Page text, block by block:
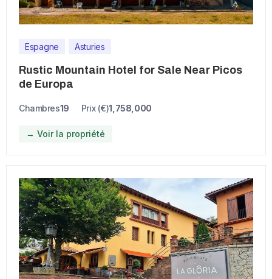
Espagne Asturies
Rustic Mountain Hotel for Sale Near Picos
de Europa
Chambres19 Prix (€)1,758,000
→ Voir la propriété